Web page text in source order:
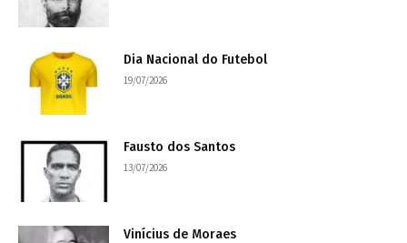
Dia Nacional do Futebol
19/07/2026
Fausto dos Santos
13/07/2026
Vinícius de Moraes